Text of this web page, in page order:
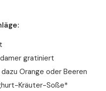
gratiniert
Orange oder Beeren
Kräuter-Soße*